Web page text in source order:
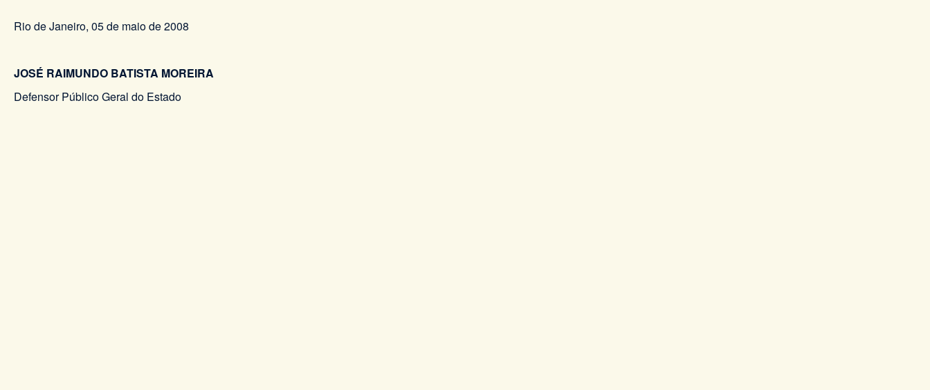
Rio de Janeiro, 05 de maio de 2008
JOSÉ RAIMUNDO BATISTA MOREIRA
Defensor Público Geral do Estado